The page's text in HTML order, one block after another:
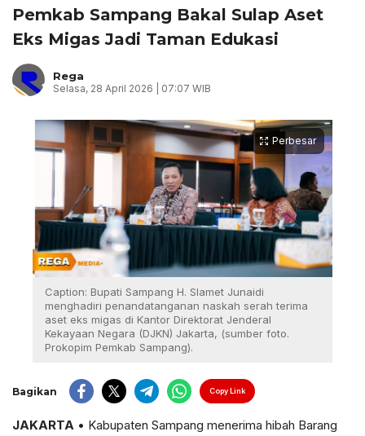
Pemkab Sampang Bakal Sulap Aset
Eks Migas Jadi Taman Edukasi
Rega
Selasa, 28 April 2026 | 07:07 WIB
Perbesar
Caption: Bupati Sampang H. Slamet Junaidi
menghadiri penandatanganan naskah serah terima
aset eks migas di Kantor Direktorat Jenderal
Kekayaan Negara (DJKN) Jakarta, (sumber foto.
Prokopim Pemkab Sampang).
Bagikan Copy Link
JAKARTA • Kabupaten Sampang menerima hibah Barang